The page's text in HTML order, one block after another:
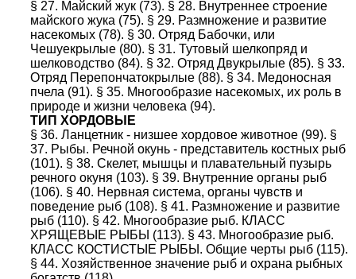
§ 27. Майский жук (73). § 28. Внутреннее строение
майского жука (75). § 29. Размножение и развитие
насекомых (78). § 30. Отряд Бабочки, или
Чешуекрылые (80). § 31. Тутовый шелкопряд и
шелководство (84). § 32. Отряд Двукрылые (85). § 33.
Отряд Перепончатокрылые (88). § 34. Медоносная
пчела (91). § 35. Многообразие насекомых, их роль в
природе и жизни человека (94).
ТИП ХОРДОВЫЕ
§ 36. Ланцетник - низшее хордовое животное (99). §
37. Рыбы. Речной окунь - представитель костных рыб
(101). § 38. Скелет, мышцы и плавательный пузырь
речного окуня (103). § 39. Внутренние органы рыб
(106). § 40. Нервная система, органы чувств и
поведение рыб (108). § 41. Размножение и развитие
рыб (110). § 42. Многообразие рыб. КЛАСС
ХРЯЩЕВЫЕ РЫБЫ (113). § 43. Многообразие рыб.
КЛАСС КОСТИСТЫЕ РЫБЫ. Общие черты рыб (115).
§ 44. Хозяйственное значение рыб и охрана рыбных